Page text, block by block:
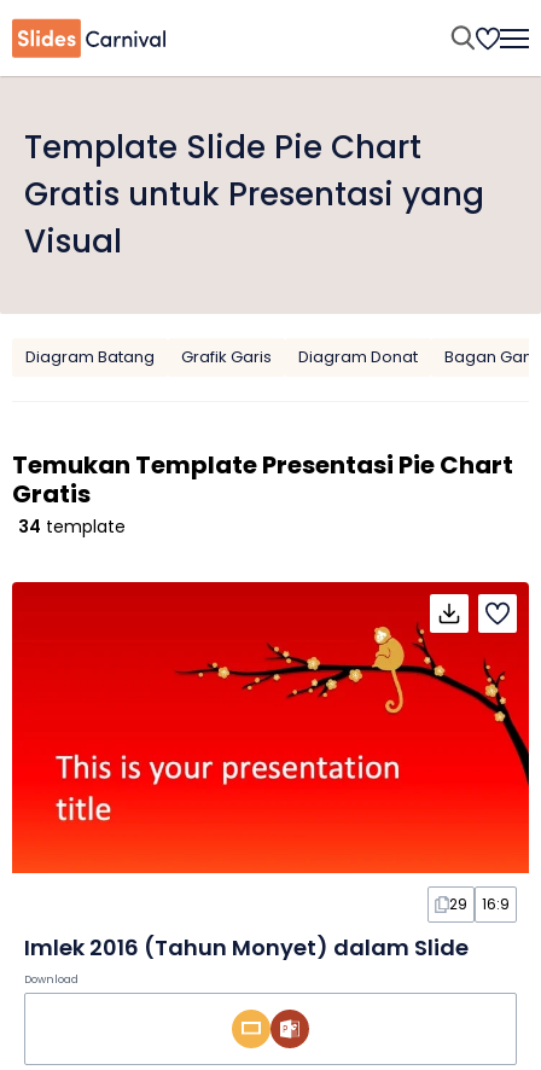
Template Slide Pie Chart
Gratis untuk Presentasi yang
Visual
Diagram Batang Grafik Garis Diagram Donat Bagan Gantt
Temukan Template Presentasi Pie Chart
Gratis
34 template
29 16:9
Imlek 2016 (Tahun Monyet) dalam Slide
Download